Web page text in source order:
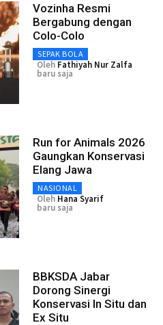
Vozinha Resmi
Bergabung dengan
Colo-Colo
SEPAK BOLA
Oleh Fathiyah Nur Zalfa
baru saja
Run for Animals 2026
Gaungkan Konservasi
Elang Jawa
NASIONAL
Oleh Hana Syarif
baru saja
BBKSDA Jabar
Dorong Sinergi
Konservasi In Situ dan
Ex Situ